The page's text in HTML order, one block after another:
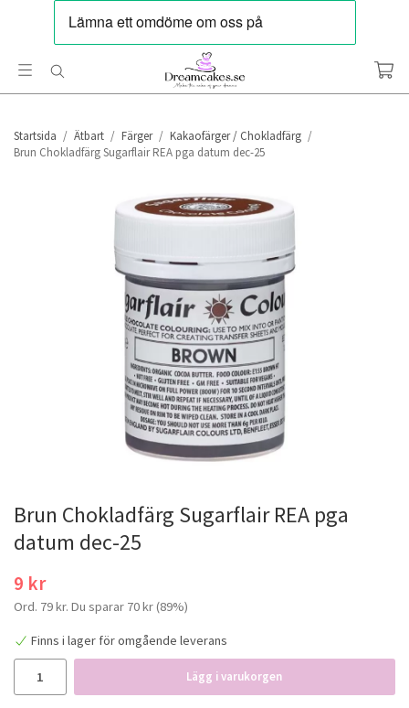
Startsida / Ätbart / Färger / Kakaofärger / Chokladfärg /
Brun Chokladfärg Sugarflair REA pga datum dec-25
Brun Chokladfärg Sugarflair REA pga
datum dec-25
9 kr
Ord. 79 kr. Du sparar 70 kr(89%)
Finns i lager för omgående leverans
Lägg i varukorgen